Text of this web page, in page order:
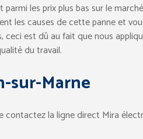
les prix plus bas sur le
les causes de cette panne et
ceci est dû au fait que nous
du travail.
sur-Marne
contactez la ligne direct Mira